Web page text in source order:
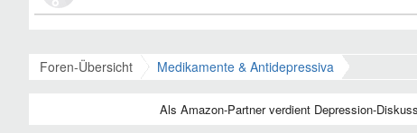
Foren-Übersicht Medikamente & Antidepressiva